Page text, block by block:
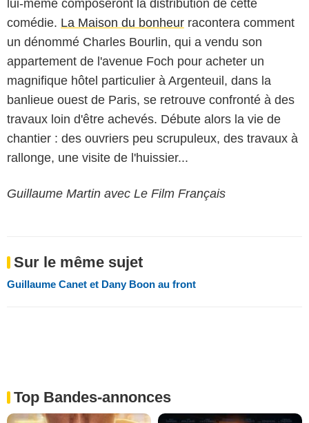
lui-même composeront la distribution de cette
comédie. La Maison du bonheur racontera comment
un dénommé Charles Bourlin, qui a vendu son
appartement de l'avenue Foch pour acheter un
magnifique hôtel particulier à Argenteuil, dans la
banlieue ouest de Paris, se retrouve confronté à des
travaux loin d'être achevés. Débute alors la vie de
chantier : des ouvriers peu scrupuleux, des travaux à
rallonge, une visite de l'huissier...
Guillaume Martin avec Le Film Français
Sur le même sujet
Guillaume Canet et Dany Boon au front
Top Bandes-annonces